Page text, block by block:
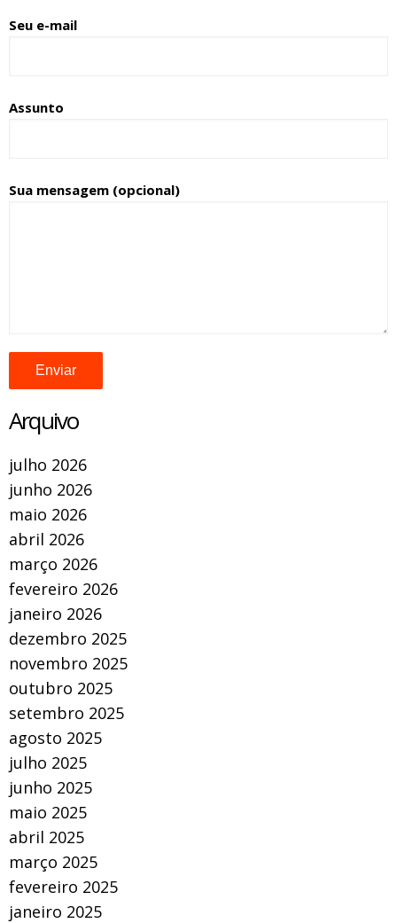
Seu e-mail
Assunto
Sua mensagem (opcional)
Arquivo
julho 2026
junho 2026
maio 2026
abril 2026
março 2026
fevereiro 2026
janeiro 2026
dezembro 2025
novembro 2025
outubro 2025
setembro 2025
agosto 2025
julho 2025
junho 2025
maio 2025
abril 2025
março 2025
fevereiro 2025
janeiro 2025